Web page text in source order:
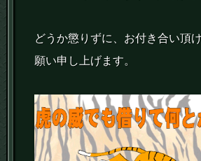
どうか懲りずに、お付き合い頂
願い申し上げます。